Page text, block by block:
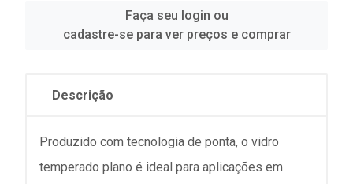
Faça seu login ou
cadastre-se para ver preços e comprar
Descrição
Produzido com tecnologia de ponta, o vidro
temperado plano é ideal para aplicações em